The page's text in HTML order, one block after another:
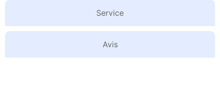
Service
Avis